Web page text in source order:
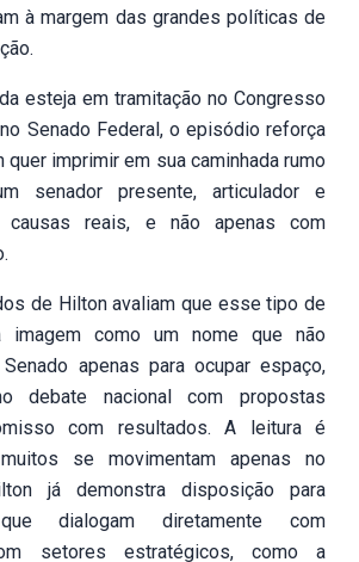
à margem das grandes políticas de
esteja em tramitação no Congresso
Senado Federal, o episódio reforça
quer imprimir em sua caminhada rumo
senador presente, articulador e
causas reais, e não apenas com
de Hilton avaliam que esse tipo de
imagem como um nome que não
apenas para ocupar espaço,
debate nacional com propostas
com resultados. A leitura é
se movimentam apenas no
já demonstra disposição para
dialogam diretamente com
setores estratégicos, como a